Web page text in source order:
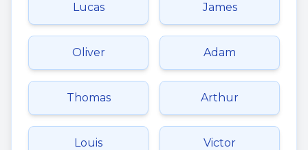
Lucas James
Oliver Adam
Thomas Arthur
Louis Victor